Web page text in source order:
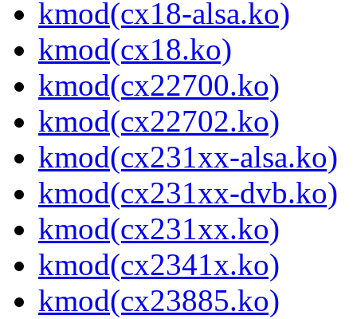
kmod(cx18-alsa.ko)
kmod(cx18.ko)
kmod(cx22700.ko)
kmod(cx22702.ko)
kmod(cx231xx-alsa.ko)
kmod(cx231xx-dvb.ko)
kmod(cx231xx.ko)
kmod(cx2341x.ko)
kmod(cx23885.ko)